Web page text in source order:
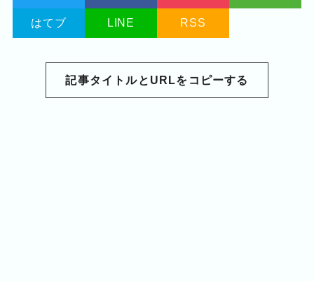
はてブ LINE RSS
記事タイトルとURLをコピーする